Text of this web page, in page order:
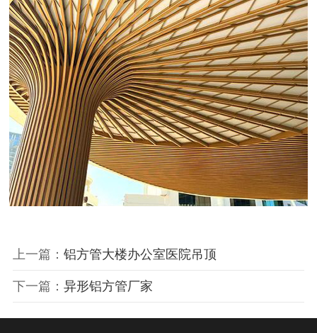
上一篇： 铝方管大楼办公室医院吊顶
下一篇： 异形铝方管厂家